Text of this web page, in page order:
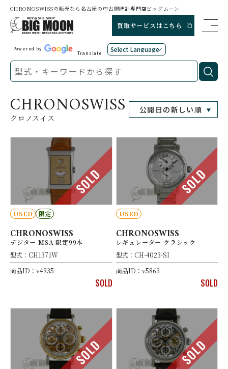
CHRONOSWISSの販売なら名古屋の中古腕時計専門店ビッグムーン
買取サービスはこちら
Powered by
Translate
CHRONOSWISS
クロノスイス
SOLD
USED 限定
CHRONOSWISS
デジター MSA 限定99本
型式：CH1371W
商品ID：v4935
SOLD
SOLD
USED
CHRONOSWISS
レギュレーター クラシック
型式：CH-4023-SI
商品ID：v5863
SOLD
SOLD SOLD